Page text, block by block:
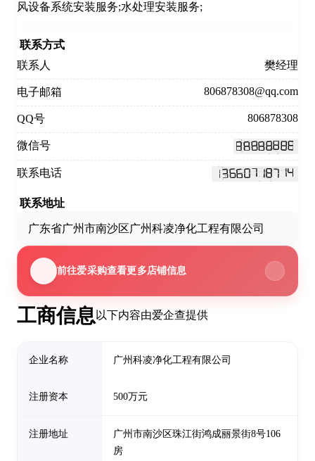
工商信息 以下内容由爱企查提供
企业名称 广州科凌净化工程有限公司
注册资本 500万元
注册地址
广州市南沙区珠江街鸿成丽景街8号106
房
风设备系统安装服务;水处理安装服务;
联系方式
联系人
樊经理
电子邮箱 806878308@qq.com
QQ号 806878308
微信号
联系电话
联系地址
广东省广州市南沙区广州科凌净化工程有限公司
前往爱采购查看更多店铺信息